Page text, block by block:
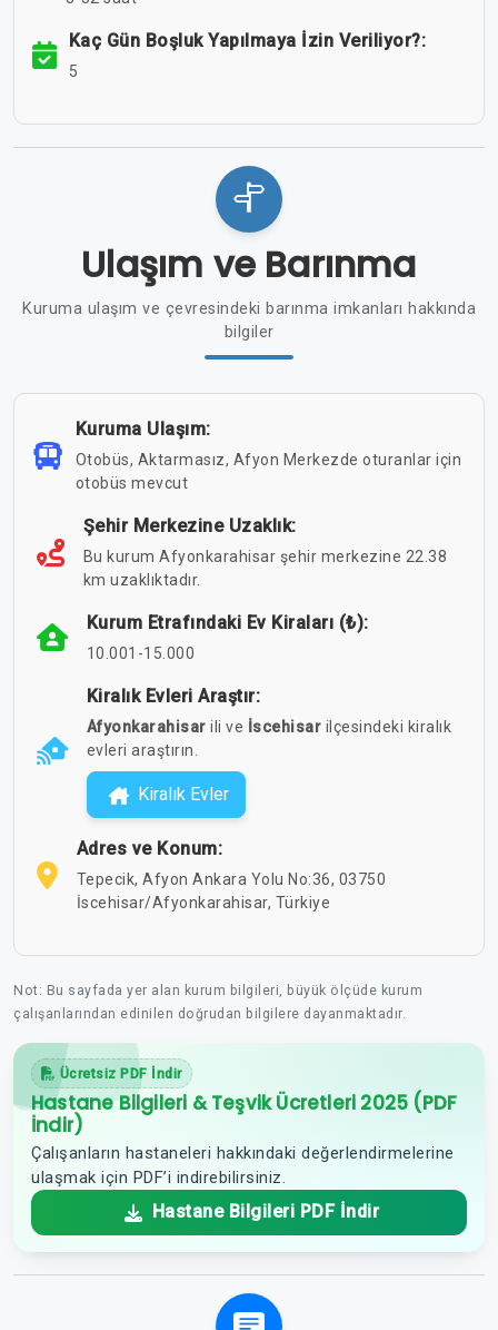
Kaç Gün Boşluk Yapılmaya İzin Veriliyor?:
5
Ulaşım ve Barınma
Kuruma ulaşım ve çevresindeki barınma imkanları hakkında
bilgiler
Kuruma Ulaşım:
Otobüs, Aktarmasız, Afyon Merkezde oturanlar için
otobüs mevcut
Şehir Merkezine Uzaklık:
Bu kurum Afyonkarahisar şehir merkezine 22.38
km uzaklıktadır.
Kurum Etrafındaki Ev Kiraları (₺):
10.001-15.000
Kiralık Evleri Araştır:
Afyonkarahisar ili ve İscehisar ilçesindeki kiralık
evleri araştırın.
Kiralık Evler
Adres ve Konum:
Tepecik, Afyon Ankara Yolu No:36, 03750
İscehisar/Afyonkarahisar, Türkiye
Not: Bu sayfada yer alan kurum bilgileri, büyük ölçüde kurum
çalışanlarından edinilen doğrudan bilgilere dayanmaktadır.
Ücretsiz PDF İndir
Hastane Bilgileri & Teşvik Ücretleri 2025 (PDF
İndir)
Çalışanların hastaneleri hakkındaki değerlendirmelerine
ulaşmak için PDF’i indirebilirsiniz.
Hastane Bilgileri PDF İndir